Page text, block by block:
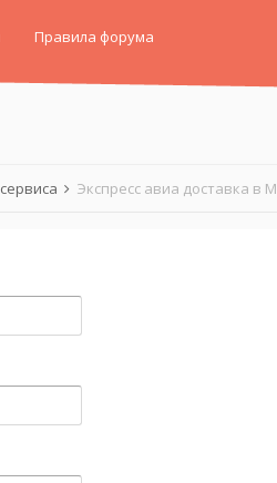
Правила форума
Экспресс авиа доставка в